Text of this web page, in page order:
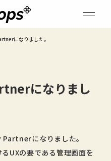
になりました。
になりまし
になりました。
UXの要である管理画面を